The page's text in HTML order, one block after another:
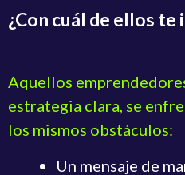
¿Con cuál de ellos te
Aquellos
estrategia clara, se
los mismos obstáculos:
Un mensaje de